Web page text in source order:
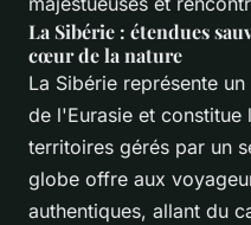
La Sibérie : étendues
cœur de la nature
La Sibérie représente
de l'Eurasie et constitue
territoires gérés par un
globe offre aux
authentiques, allant du